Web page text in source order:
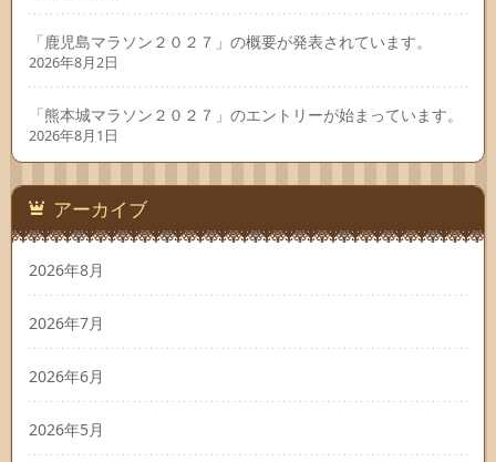
「鹿児島マラソン２０２７」の概要が発表されています。
2026年8月2日
「熊本城マラソン２０２７」のエントリーが始まっています。
2026年8月1日
アーカイブ
2026年8月
2026年7月
2026年6月
2026年5月